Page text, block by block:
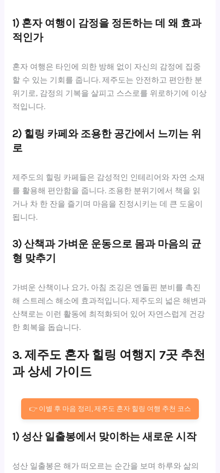
1) 혼자 여행이 감정을 정돈하는 데 왜 효과
적인가
혼자 여행은 타인에 의한 방해 없이 자신의 감정에 집중
할 수 있는 기회를 줍니다. 제주도는 안전하고 편안한 분
위기로, 감정의 기복을 살피고 스스로를 위로하기에 이상
적입니다.
2) 힐링 카페와 조용한 공간에서 느끼는 위
로
제주도의 힐링 카페들은 감성적인 인테리어와 자연 소재
를 활용해 편안함을 줍니다. 조용한 분위기에서 책을 읽
거나 차 한 잔을 즐기며 마음을 진정시키는 데 큰 도움이
됩니다.
3) 산책과 가벼운 운동으로 몸과 마음의 균
형 맞추기
가벼운 산책이나 요가, 아침 조깅은 엔돌핀 분비를 촉진
해 스트레스 해소에 효과적입니다. 제주도의 넓은 해변과
산책로는 이런 활동에 최적화되어 있어 자연스럽게 건강
한 회복을 돕습니다.
3. 제주도 혼자 힐링 여행지 7곳 추천
과 상세 가이드
👉 이별 후 마음 정리, 제주도 혼자 힐링 여행 추천 코스
1) 성산 일출봉에서 맞이하는 새로운 시작
성산 일출봉은 해가 떠오르는 순간을 보며 하루와 삶의